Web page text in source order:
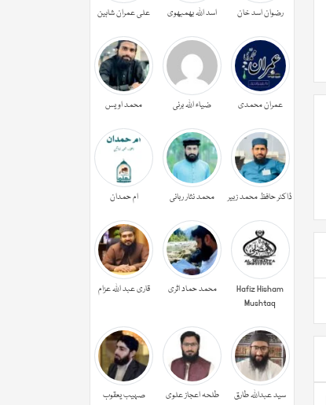
رضوان اسد خان اسد اللہ بھمبھوی علی عمران شاہین
عمران محمدی ضیاء اللہ برنی محمد اویس
ڈاکٹر حافظ محمد زبیر محمد نثار ربانی ام حمدان
Hafiz Hisham
Mushtaq
محمد حماد اثری قاری عبد اللہ عزام
سید عبداللہ طارق طلحہ اعجاز علوی صہیب یعقوب